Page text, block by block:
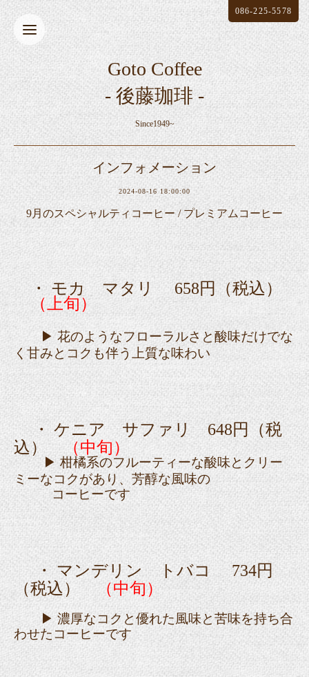
Goto Coffee
- 後藤珈琲 -
Since1949~
086-225-5578
インフォメーション
2024-08-16 18:00:00
9月のスペシャルティコーヒー / プレミアムコーヒー
・ モカ マタリ658円（税込）
（上旬）
▶ 花のようなフローラルさと酸味だけでな
く甘みとコクも伴う上質な味わい
・ ケニア サファリ 648円（税
込）（中旬）
▶ 柑橘系のフルーティーな酸味とクリー
ミーなコクがあり、芳醇な風味の
コーヒーです
・ マンデリン トバコ 734円
（税込）
（中旬）
▶ 濃厚なコクと優れた風味と苦味を持ち合
わせたコーヒーです